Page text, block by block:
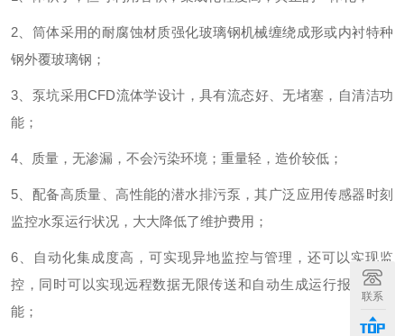
2、筒体采用的耐腐蚀材质强化玻璃钢机械缠绕成形或内衬特种
钢外覆玻璃钢；
3、泵坑采用CFD流体学设计，具有流态好、无堵塞，自清洁功
能；
4、质量，无渗漏，不会污染环境；重量轻，造价较低；
5、配备高质量、高性能的潜水排污泵，其广泛应用传感器时刻
监控水泵运行状况，大大降低了维护费用；
6、自动化集成度高，可实现异地监控与管理，还可以实现监
控，同时可以实现远程数据无限传送和自动生成运行报表等功
能；
联系